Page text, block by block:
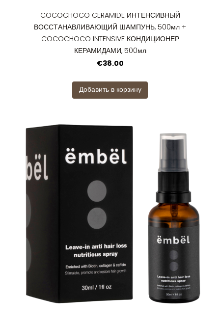
COCOCHOCO CERAMIDE ИНТЕНСИВНЫЙ
ВОССТАНАВЛИВАЮЩИЙ ШАМПУНЬ, 500мл +
COCOCHOCO INTENSIVE КОНДИЦИОНЕР
КЕРАМИДАМИ, 500мл
€38.00
Добавить в корзину